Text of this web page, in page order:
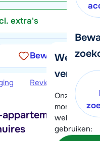
We
verder!
Onze
moment
wel alvast
gebruiken:
extra's
Bewaren
Reviews